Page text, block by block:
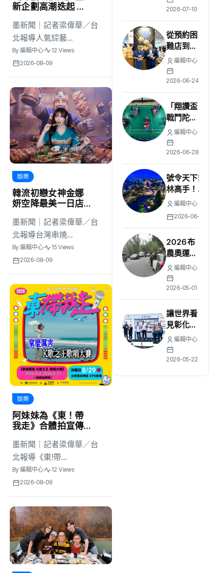
新企劃高潮迭起 張
合 再創收視火花
墨新聞｜記者梁偉華／台
北報導人氣綜藝...
By 編輯中心
12 Views
2026-08-09
娛樂
韓流初戀女神金娜
妍空降最美一日店
國王燒烤節攜手焦
糖楓串燒、柒息地
居酒屋端出國王級
美味狂潮
墨新聞｜記者梁偉華／台
北報導台灣串燒...
By 編輯中心
15 Views
2026-08-09
娛樂
阿妹妹為《東！帶
我走》合體拍宣傳
「我們有生鏽
嗎？」 30年後竟變
肚子先碰肚子
墨新聞｜記者梁偉華／台
北報導《東!帶...
By 編輯中心
12 Views
2026-08-09
2026-07-10
從預約困
難店到甜
餃新物
種！奇美
食品攜手
昭和食堂
攻台北食
品展 展
現品牌年
輕化布局
編輯中心
2026-06-24
「翔讚盃
戰鬥陀螺
賽」
28日在
南投國小
盛大登場
編輯中心
2026-06-28
號令天下舞
林高手！
2026鹿港
光影藝術節
「蓋世舞
開放報名
挑戰萬元獎
金、千人齊
跳
《KungFu
Fighting》
編輯中心
2026-06-29
2026布
農奧運熱
鬧登場！
信義警協
助交管
提供安全
賽事環
境 守護
編輯中心
2026-05-01
讓世界看
見彰化！
楊昆弼勇
奪世界盃
金牌
編輯中心
2026-05-22